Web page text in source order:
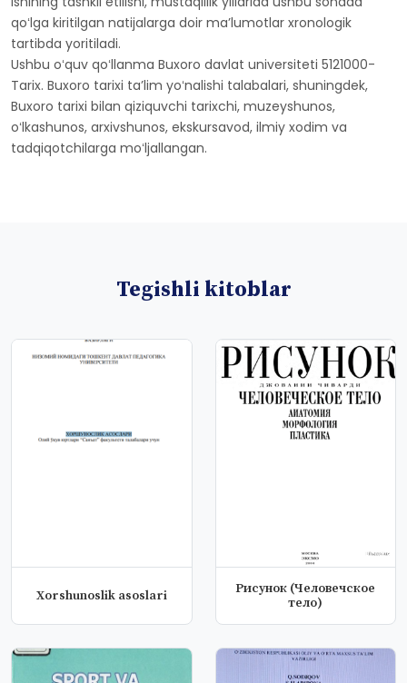
qoʻlga kiritilgan natijalarga doir ma’lumotlar xronologik
tartibda yoritiladi.
Ushbu oʻquv qoʻllanma Buxoro davlat universiteti 5121000-
Tarix. Buxoro tarixi ta’lim yoʻnalishi talabalari, shuningdek,
Buxoro tarixi bilan qiziquvchi tarixchi, muzeyshunos,
oʻlkashunos, arxivshunos, ekskursavod, ilmiy xodim va
tadqiqotchilarga moʻljallangan.
Tegishli kitoblar
Xorshunoslik asoslari
Рисунок (Человечское
тело)